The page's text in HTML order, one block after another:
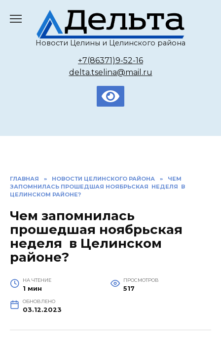
содержанию
Новости Целины и Целинского района
+7(86371)9-52-16
delta.tselina@mail.ru
ГЛАВНАЯ » НОВОСТИ ЦЕЛИНСКОГО РАЙОНА »
ЧЕМ
ЗАПОМНИЛАСЬ ПРОШЕДШАЯ НОЯБРЬСКАЯ НЕДЕЛЯ В
ЦЕЛИНСКОМ РАЙОНЕ?
Чем запомнилась
прошедшая ноябрьская
неделя в Целинском
районе?
НА ЧТЕНИЕ
1 мин
ПРОСМОТРОВ
517
ОБНОВЛЕНО
03.12.2023